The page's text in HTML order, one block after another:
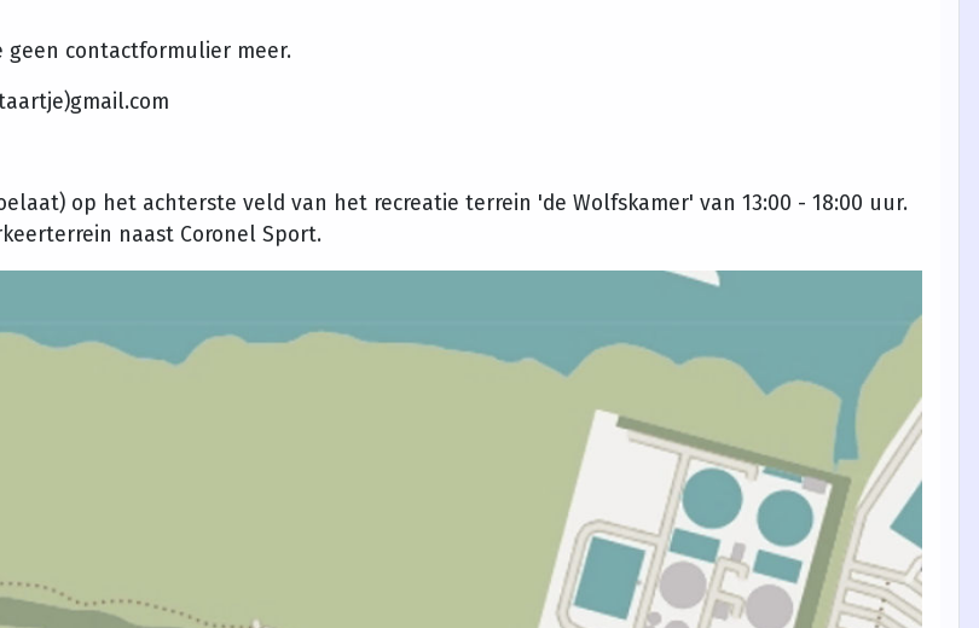
geen contactformulier meer.
op het achterste veld van het recreatie terrein 'de Wolfskamer' van 13:00 - 18:00 uur.
naast Coronel Sport.